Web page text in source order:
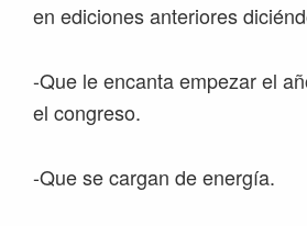
en ediciones anteriores
-Que le encanta empezar el
el congreso.
-Que se cargan de energía.